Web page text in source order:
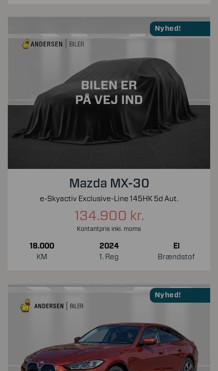
Nyhed!
Mazda MX-30
e-Skyactiv Exclusive-Line 145HK 5d Aut.
134.900 kr.
Kontantpris inkl. moms
18.000
KM
2024
1. Reg
El
Brændstof
Nyhed!